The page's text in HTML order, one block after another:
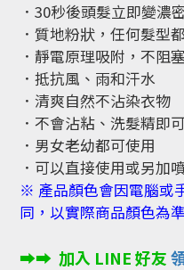
．30秒後頭髮立即變濃
．質地粉狀，任何髮型
．靜電原理吸附，不阻
．抵抗風、雨和汗水
．清爽自然不沾染衣物
．不會沾粘、洗髮精即
．男女老幼都可使用
．可以直接使用或另加
※ 產品顏色會因電腦或
同，以實際商品顏色為準
➡︎➡︎  加入 LINE 好友